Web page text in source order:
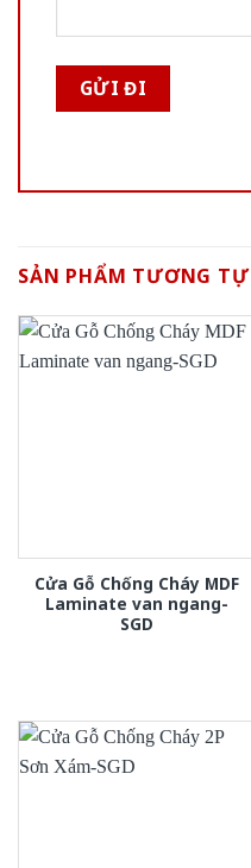
SẢN PHẨM TƯƠNG TỰ
Cửa Gỗ Chống Cháy MDF
Laminate van ngang-
SGD